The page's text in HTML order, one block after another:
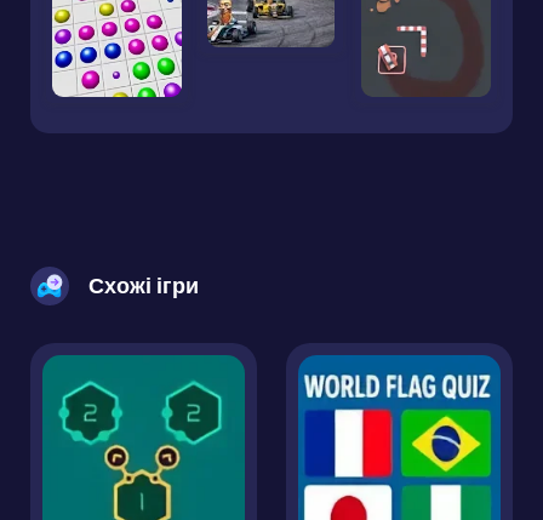
Схожі ігри